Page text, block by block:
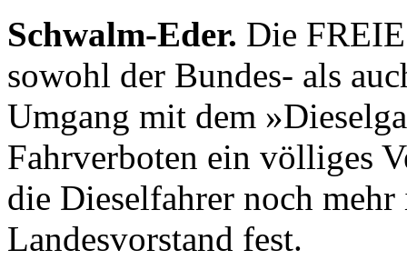
Schwalm-Eder. Die
sowohl der Bundes- als
Umgang mit dem
Fahrverboten ein völliges
die Dieselfahrer noch
Landesvorstand fest.